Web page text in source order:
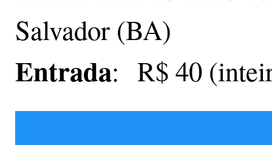
Salvador (BA)
Entrada: R$ 40